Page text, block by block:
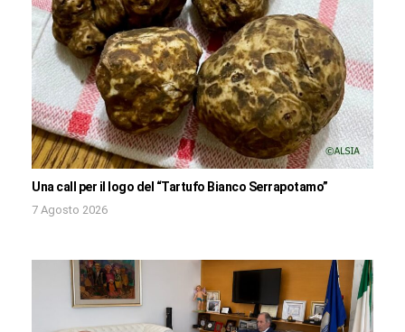
Una call per il logo del “Tartufo Bianco Serrapotamo”
7 Agosto 2026